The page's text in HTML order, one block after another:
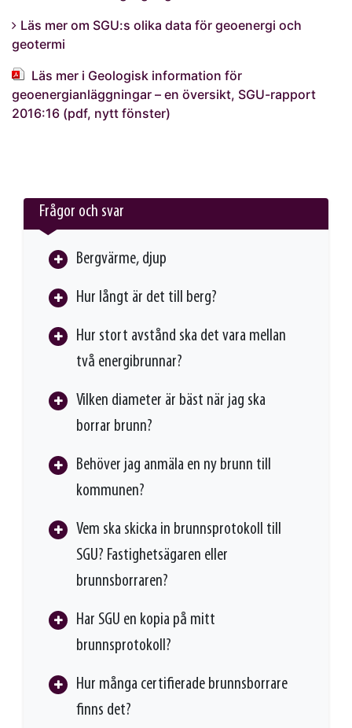
Läs mer om SGU:s olika data för geoenergi och
geotermi
Läs mer i Geologisk information för
geoenergianläggningar – en översikt, SGU-rapport
2016:16 (pdf, nytt fönster)
Frågor och svar
Bergvärme, djup
Hur långt är det till berg?
Hur stort avstånd ska det vara mellan
två energibrunnar?
Vilken diameter är bäst när jag ska
borrar brunn?
Behöver jag anmäla en ny brunn till
kommunen?
Vem ska skicka in brunnsprotokoll till
SGU? Fastighetsägaren eller
brunnsborraren?
Har SGU en kopia på mitt
brunnsprotokoll?
Hur många certifierade brunnsborrare
finns det?